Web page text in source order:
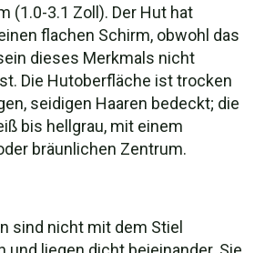
(1.0-3.1 Zoll). Der Hut hat
flachen Schirm, obwohl das
dieses Merkmals nicht
Die Hutoberfläche ist trocken
seidigen Haaren bedeckt; die
bis hellgrau, mit einem
bräunlichen Zentrum.
sind nicht mit dem Stiel